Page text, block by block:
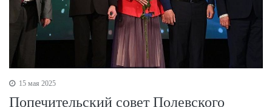
15 мая 2025
Попечительский совет Полевского